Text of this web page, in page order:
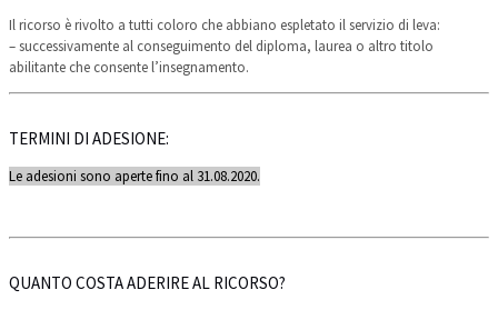
Il ricorso è rivolto a tutti coloro che abbiano espletato il servizio di leva:
– successivamente al conseguimento del diploma, laurea o altro titolo
abilitante che consente l’insegnamento.
TERMINI DI ADESIONE:
Le adesioni sono aperte fino al 31.08.2020.
QUANTO COSTA ADERIRE AL RICORSO?